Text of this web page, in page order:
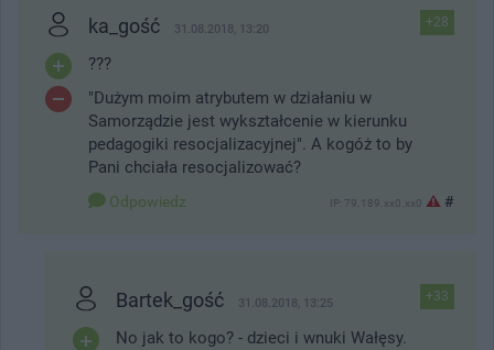
+28
ka_gość 31.08.2018, 13:20
???
"Dużym moim atrybutem w działaniu w
Samorządzie jest wykształcenie w kierunku
pedagogiki resocjalizacyjnej". A kogóż to by
Pani chciała resocjalizować?
Odpowiedz IP: 79.189.xx0.xx0 #
+33
Bartek_gość 31.08.2018, 13:25
No jak to kogo? - dzieci i wnuki Wałęsy.